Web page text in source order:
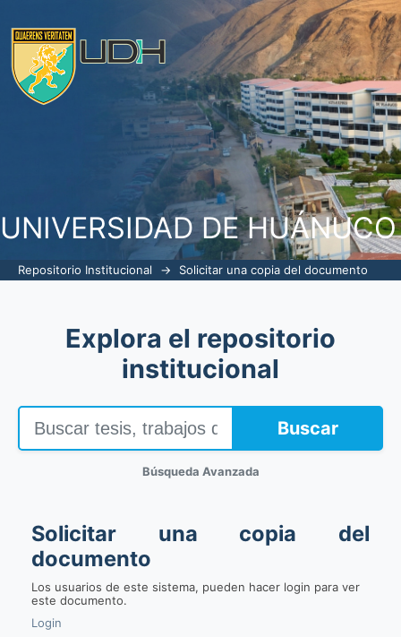
UNIVERSIDAD DE HUÁNUCO
Solicitar una copia del documento
Repositorio Institucional → Solicitar una copia del documento
Explora el repositorio
institucional
Buscar
Búsqueda Avanzada
Solicitar una copia del
documento
Los usuarios de este sistema, pueden hacer login para ver
este documento.
Login